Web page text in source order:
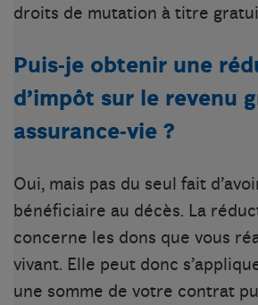
droits de mutation à titre
Puis-je obtenir une
d’impôt sur le revenu
assurance-vie ?
Oui, mais pas du seul fait
bénéficiaire au décès. La
concerne les dons que vous
vivant. Elle peut donc
une somme de votre contrat